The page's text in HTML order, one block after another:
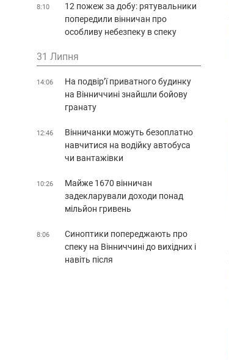
8:10
12 пожеж за добу: рятувальники
попередили вінничан про
особливу небезпеку в спеку
31 Липня
14:06
На подвір’ї приватного будинку
на Вінниччині знайшли бойову
гранату
12:46
Вінничанки можуть безоплатно
навчитися на водійку автобуса
чи вантажівки
10:26
Майже 1670 вінничан
задекларували доходи понад
мільйон гривень
8:06
Синоптики попереджають про
спеку на Вінниччині до вихідних і
навіть після